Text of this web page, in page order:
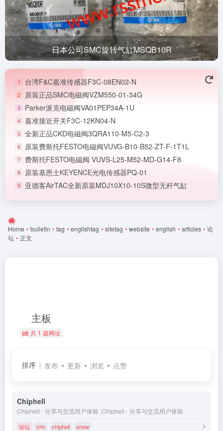
日本公司SMC旋转气缸MSQB10R
1 台湾F&C嘉准传感器F3C-08EN02-N
2 原装正品SMC电磁阀VZM550-01-34G
3 Parker派克电磁阀VA01PEP34A-1U
4 嘉准接近开关F3C-12KN04-N
5 全新正品CKD电磁阀3QRA110-M5-C2-3
6 原装费斯托FESTO电磁阀VUVG-B10-B52-ZT-F-1T1L
7 费斯托FESTO电磁阀 VUVS-L25-M52-MD-G14-F8
8 原装基恩士KEYENCE光电传感器PQ-01
9 亚德客AirTAC全新原装MDJ10X10-10S微型无杆气缸
Home • bulletin • tag • englishtag • sitetag • website • english • articles • 论
坛 • 正文
主板
共 1 篇网址
排序 发布 更新 浏览 点赞
Chiphell
Chiphell - 分享与交流用户体验 ,Chiphell - 分享与交流用户体验
论坛 chh chiphell show